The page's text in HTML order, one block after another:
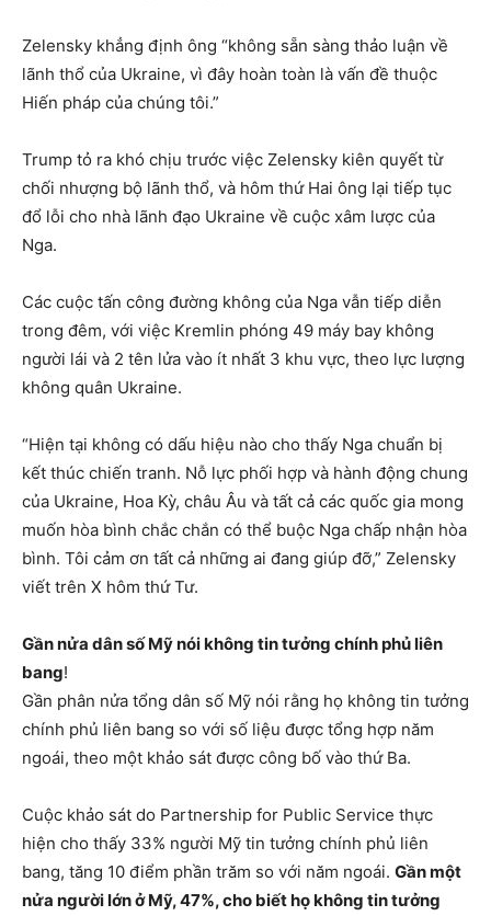
Zelensky khẳng định ông “không sẵn sàng thảo luận về
lãnh thổ của Ukraine, vì đây hoàn toàn là vấn đề thuộc
Hiến pháp của chúng tôi.”
Trump tỏ ra khó chịu trước việc Zelensky kiên quyết từ
chối nhượng bộ lãnh thổ, và hôm thứ Hai ông lại tiếp tục
đổ lỗi cho nhà lãnh đạo Ukraine về cuộc xâm lược của
Nga.
Các cuộc tấn công đường không của Nga vẫn tiếp diễn
trong đêm, với việc Kremlin phóng 49 máy bay không
người lái và 2 tên lửa vào ít nhất 3 khu vực, theo lực lượng
không quân Ukraine.
“Hiện tại không có dấu hiệu nào cho thấy Nga chuẩn bị
kết thúc chiến tranh. Nỗ lực phối hợp và hành động chung
của Ukraine, Hoa Kỳ, châu Âu và tất cả các quốc gia mong
muốn hòa bình chắc chắn có thể buộc Nga chấp nhận hòa
bình. Tôi cảm ơn tất cả những ai đang giúp đỡ,” Zelensky
viết trên X hôm thứ Tư.
Gần nửa dân số Mỹ nói không tin tưởng chính phủ liên
bang!
Gần phân nửa tổng dân số Mỹ nói rằng họ không tin tưởng
chính phủ liên bang so với số liệu được tổng hợp năm
ngoái, theo một khảo sát được công bố vào thứ Ba.
Cuộc khảo sát do Partnership for Public Service thực
hiện cho thấy 33% người Mỹ tin tưởng chính phủ liên
bang, tăng 10 điểm phần trăm so với năm ngoái. Gần một
nửa người lớn ở Mỹ, 47%, cho biết họ không tin tưởng